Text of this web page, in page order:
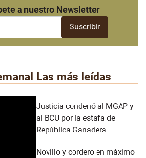
a nuestro Newsletter
Las más leídas
Justicia condenó al MGAP y
al BCU por la estafa de
República Ganadera
Novillo y cordero en máximo